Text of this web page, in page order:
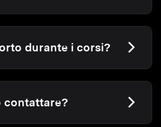
durante i corsi?
contattare?